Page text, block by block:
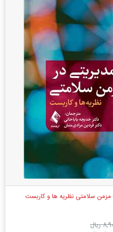
مزمن سلامتی نظریه ‌ها و کاربست‌
ریال